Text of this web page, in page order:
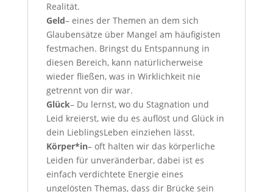
Realität.
Geld– eines der Themen an dem sich
Glaubensätze über Mangel am häufigisten
festmachen. Bringst du Entspannung in
diesen Bereich, kann natürlicherweise
wieder fließen, was in Wirklichkeit nie
getrennt von dir war.
Glück– Du lernst, wo du Stagnation und
Leid kreierst, wie du es auflöst und Glück in
dein LieblingsLeben einziehen lässt.
Körper*in– oft halten wir das körperliche
Leiden für unveränderbar, dabei ist es
einfach verdichtete Energie eines
ungelösten Themas, dass dir Brücke sein